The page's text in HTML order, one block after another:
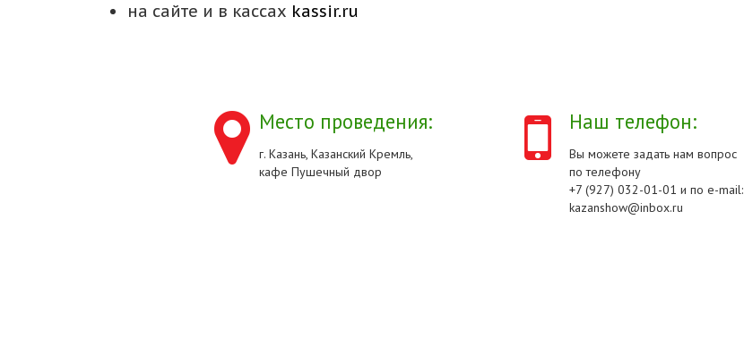
на сайте и в кассах kassir.ru
Место проведения:
г. Казань, Казанский Кремль,
кафе Пушечный двор
Наш телефон:
Вы можете задать нам вопрос
по телефону
+7 (927) 032-01-01 и по e-mail:
kazanshow@inbox.ru